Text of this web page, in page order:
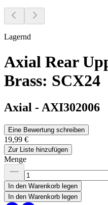
Lagernd
Axial Rear
Brass: SCX24
Axial - AXI302006
Eine Bewertung schreiben
19,99 €
Zur Liste hinzufügen
Menge
In den Warenkorb legen
In den Warenkorb legen